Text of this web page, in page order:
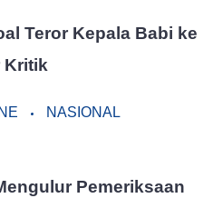
Teror Kepala Babi ke
Kritik
NASIONAL
Pemeriksaan